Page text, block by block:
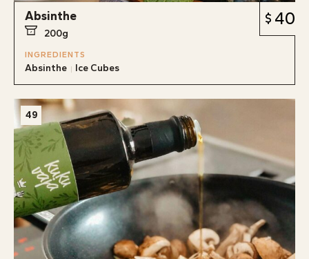
Absinthe
200g
40
INGREDIENTS
Absinthe Ice Cubes
49